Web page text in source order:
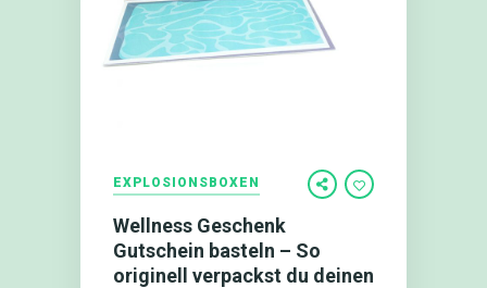
EXPLOSIONSBOXEN
Wellness Geschenk
Gutschein basteln – So
originell verpackst du deinen